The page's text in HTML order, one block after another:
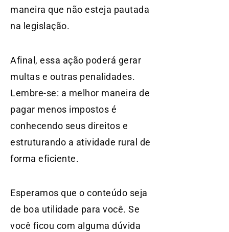
maneira que não esteja pautada
na legislação.
Afinal, essa ação poderá gerar
multas e outras penalidades.
Lembre-se: a melhor maneira de
pagar menos impostos é
conhecendo seus direitos e
estruturando a atividade rural de
forma eficiente.
Esperamos que o conteúdo seja
de boa utilidade para você. Se
você ficou com alguma dúvida